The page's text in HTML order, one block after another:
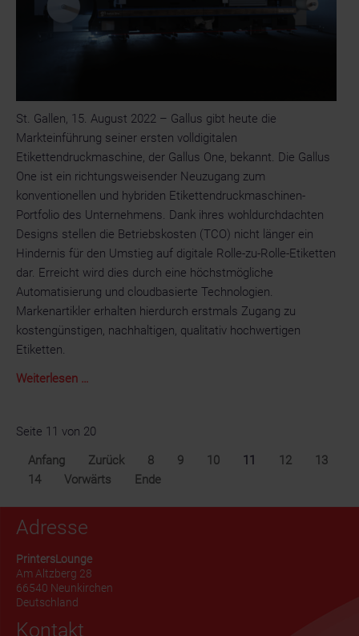
St. Gallen, 15. August 2022 – Gallus gibt heute die
Markteinführung seiner ersten volldigitalen
Etikettendruckmaschine, der Gallus One, bekannt. Die Gallus
One ist ein richtungsweisender Neuzugang zum
konventionellen und hybriden Etikettendruckmaschinen-
Portfolio des Unternehmens. Dank ihres wohldurchdachten
Designs stellen die Betriebskosten (TCO) nicht länger ein
Hindernis für den Umstieg auf digitale Rolle-zu-Rolle-Etiketten
dar. Erreicht wird dies durch eine höchstmögliche
Automatisierung und cloudbasierte Technologien.
Markenartikler erhalten hierdurch erstmals Zugang zu
kostengünstigen, nachhaltigen, qualitativ hochwertigen
Etiketten.
Weiterlesen …
Inkjet-
Druckmaschine
für
und
macht
Seite 11 von 20
Anfang
Zurück 8 9 10 11 12
13
14
Vorwärts Ende
Adresse
PrintersLounge
Am Altzberg 28
66540 Neunkirchen
Deutschland
Kontakt